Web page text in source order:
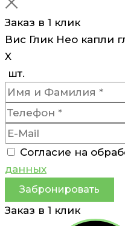
Заказ в 1 клик
Вис Глик Нео капли
X
шт.
Согласие на
данных
Забронировать
Заказ в 1 клик